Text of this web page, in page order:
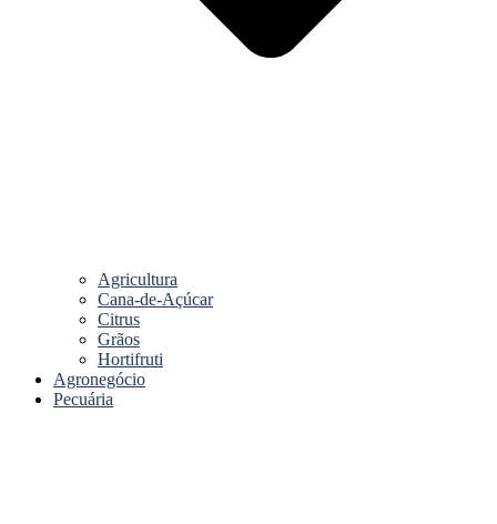
Agricultura
Cana-de-Açúcar
Citrus
Grãos
Hortifruti
Agronegócio
Pecuária